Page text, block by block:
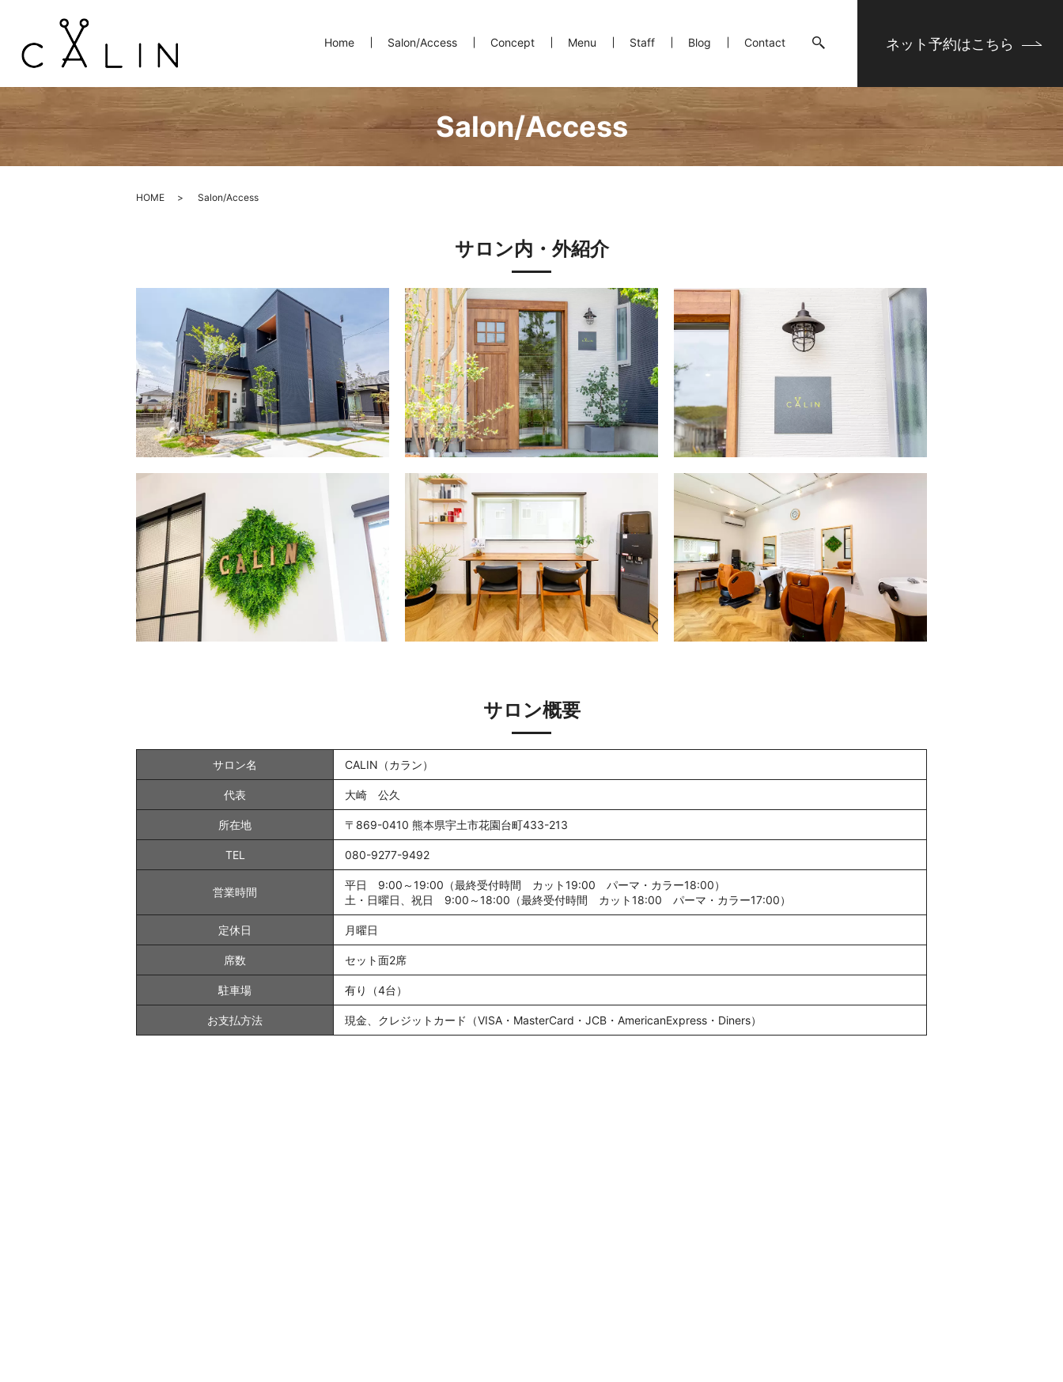
Home Salon/Access Concept Menu Staff Blog Contact ネット予約はこちら
Salon/Access
HOME Salon/Access
サロン内・外紹介
サロン概要
サロン名 CALIN（カラン）
代表 大崎 公久
所在地 〒869-0410 熊本県宇土市花園台町433-213
TEL 080-9277-9492
営業時間
平日 9:00～19:00（最終受付時間 カット19:00 パーマ・カラー18:00）
土・日曜日、祝日 9:00～18:00（最終受付時間 カット18:00 パーマ・カラー17:00）
定休日 月曜日
席数 セット面2席
駐車場 有り（4台）
お支払方法 現金、クレジットカード（VISA・MasterCard・JCB・AmericanExpress・Diners）